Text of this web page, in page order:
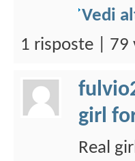
Vedi
1 risposte | 79
girl
Real